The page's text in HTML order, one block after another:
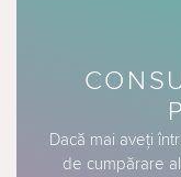
Dacă mai aveți
de cumpărare